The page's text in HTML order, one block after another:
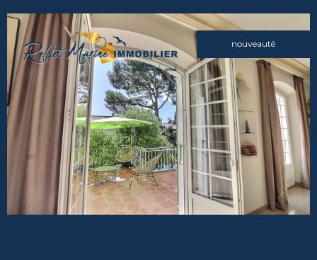
nouveauté